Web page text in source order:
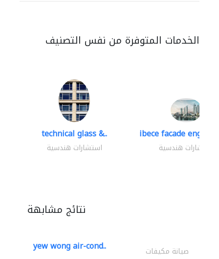
الخدمات المتوفرة من نفس التصنيف
technical glass &..
استشارات هندسية
ibece facade
استشارات هندسية
نتائج مشابهة
yew wong air-cond.. صيانة مكيفات